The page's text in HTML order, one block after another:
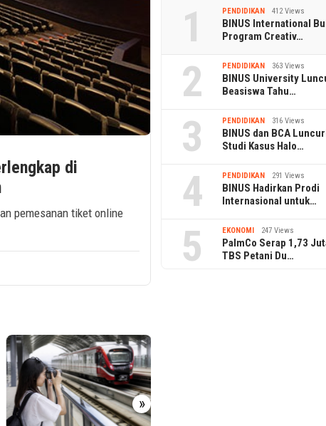
di
pemesanan tiket online
»
1 PENDIDIKAN 412 Views
BINUS International
Program Creativ…
2 PENDIDIKAN 363 Views
BINUS University
Beasiswa Tahu…
3 PENDIDIKAN 316 Views
BINUS dan BCA
Studi Kasus Halo…
4 PENDIDIKAN 291 Views
BINUS Hadirkan Prodi
Internasional untuk…
5 EKONOMI 247 Views
PalmCo Serap 1,73
TBS Petani Du…